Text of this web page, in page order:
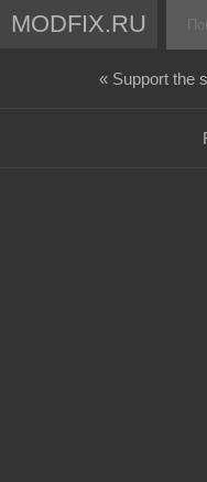
MODFIX.RU
« Support the